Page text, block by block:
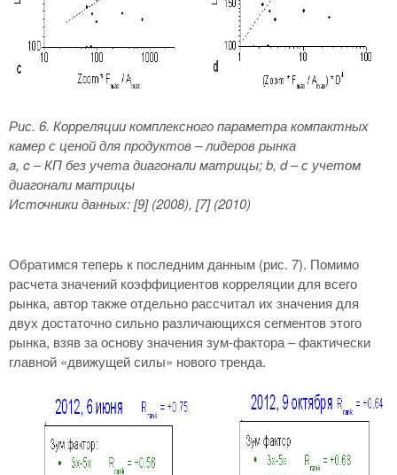
Рис. 6. Корреляции комплексного параметра компактных
камер с ценой для продуктов – лидеров рынка
a, c – КП без учета диагонали матрицы;b, d – с учетом
диагонали матрицы
Источники данных: [9] (2008), [7] (2010)
Обратимся теперь к последним данным (рис. 7). Помимо
расчета значений коэффициентов корреляции для всего
рынка, автор также отдельно рассчитал их значения для
двух достаточно сильно различающихся сегментов этого
рынка, взяв за основу значения зум-фактора – фактически
главной «движущей силы» нового тренда.